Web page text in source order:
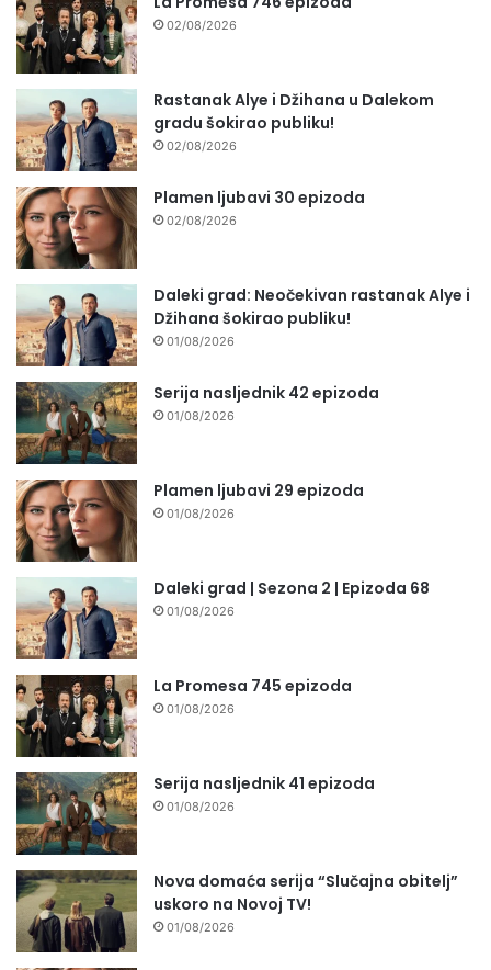
02/08/2026
Rastanak Alye i Džihana u Dalekom
gradu šokirao publiku!
02/08/2026
Plamen ljubavi 30 epizoda
02/08/2026
Daleki grad: Neočekivan rastanak Alye i
Džihana šokirao publiku!
01/08/2026
Serija nasljednik 42 epizoda
01/08/2026
Plamen ljubavi 29 epizoda
01/08/2026
Daleki grad | Sezona 2 | Epizoda 68
01/08/2026
La Promesa 745 epizoda
01/08/2026
Serija nasljednik 41 epizoda
01/08/2026
Nova domaća serija “Slučajna obitelj”
uskoro na Novoj TV!
01/08/2026